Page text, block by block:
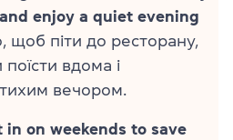
enjoy a quiet evening
щоб піти до ресторану,
вдома і
вечором.
in on weekends to save